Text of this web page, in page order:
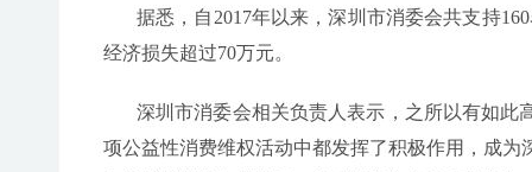
据悉，自2017年以来，深圳市消委会共支持
经济损失超过70万元。
深圳市消委会相关负责人表示，之所以有如此
项公益性消费维权活动中都发挥了积极作用，成